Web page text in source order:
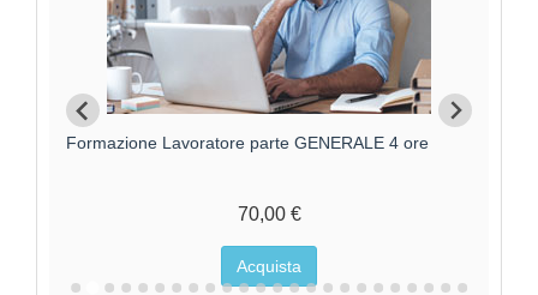
Formazione Lavoratore parte GENERALE 4 ore
70,00 €
Acquista